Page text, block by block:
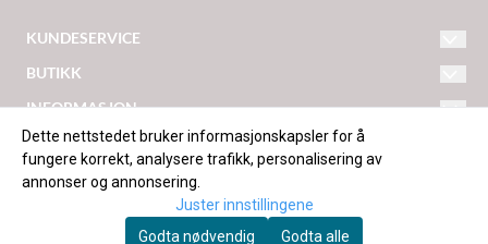
KUNDESERVICE
hei@detlilleekstra-narvik.no
Ankenesveien 179
8520 Ankenes
Org: 929310950
BUTIKK
Vilkår
Frakt og retur
Kontakt oss
INFORMASJON
Om oss
Blogg
Dette nettstedet bruker informasjonskapsler for å
fungere korrekt, analysere trafikk, personalisering av
annonser og annonsering.
Juster innstillingene
Godta nødvendig
Godta alle